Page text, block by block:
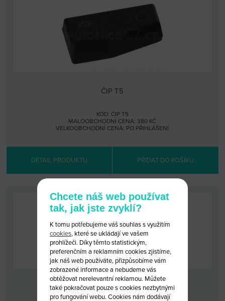
ČIP T5
KÓD: ČIP T5
MALOOBCHODNÍ CENA: 380 KČ
VELKOOBCHODNÍ CENA: PO PŘIHLÁŠENÍ
DETAIL PRODUKTU PŘIDAT DO KOŠÍKU
ČIP 42 VOLKSWAGEN
Chcete náš web používat
tak, jak jste zvyklí?
K tomu potřebujeme váš souhlas s využitím
cookies, které se ukládají ve vašem
prohlížeči. Díky těmto statistickým,
preferenčním a reklamním cookies zjistíme,
jak náš web používáte, přizpůsobíme vám
zobrazené informace a nebudeme vás
obtěžovat nerelevantní reklamou. Můžete
také pokračovat pouze s cookies nezbytnými
pro fungování webu. Cookies nám dodávají